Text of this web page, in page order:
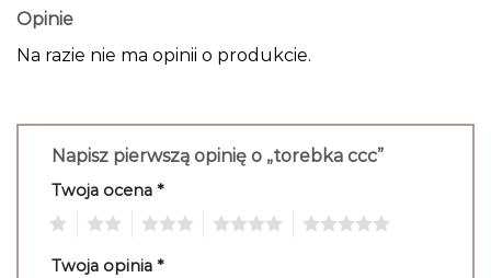
Opinie
Na razie nie ma opinii o produkcie.
Napisz pierwszą opinię o „torebka ccc”
Twoja ocena *
Twoja opinia *